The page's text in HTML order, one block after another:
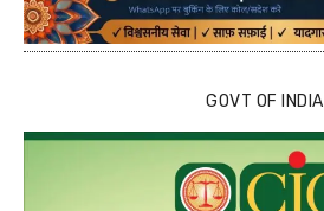
GOVT OF INDIA